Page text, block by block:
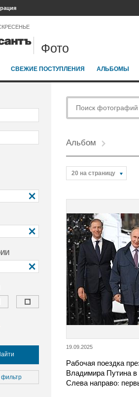
Фото
СВЕЖИЕ ПОСТУПЛЕНИЯ АЛЬБОМЫ
и отдых
Альбом
20 на страницу
19.09.2025
Рабочая поездка
Владимира Путина
Слева направо: